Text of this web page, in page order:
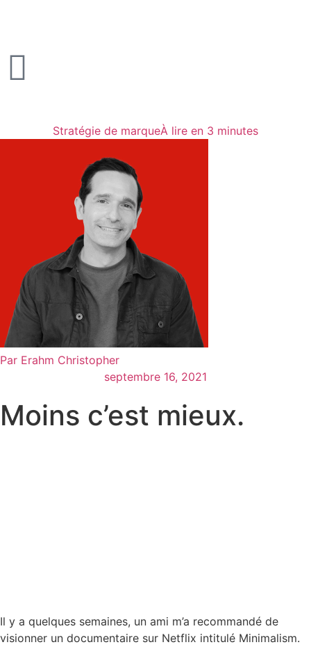
Stratégie de marqueÀ lire en 3 minutes
Par Erahm Christopher
septembre 16, 2021
Moins c’est mieux.
Il y a quelques semaines, un ami m’a recommandé de
visionner un documentaire sur Netflix intitulé Minimalism.